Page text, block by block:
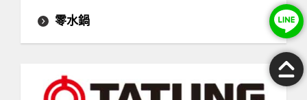
零水鍋